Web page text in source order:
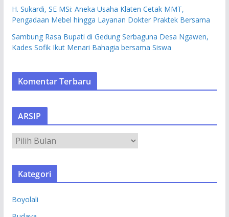
H. Sukardi, SE MSi: Aneka Usaha Klaten Cetak MMT,
Pengadaan Mebel hingga Layanan Dokter Praktek Bersama
Sambung Rasa Bupati di Gedung Serbaguna Desa Ngawen,
Kades Sofik Ikut Menari Bahagia bersama Siswa
Komentar Terbaru
ARSIP
R
S
Kategori
Boyolali